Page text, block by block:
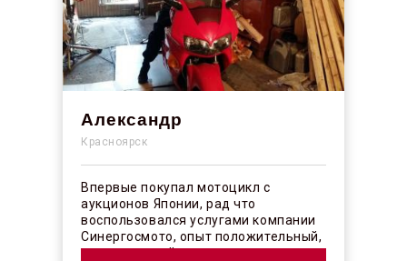
Александр
Красноярск
Впервые покупал мотоцикл с
аукционов Японии, рад что
воспользовался услугами компании
Синергосмото, опыт положительный,
коллектив действительно